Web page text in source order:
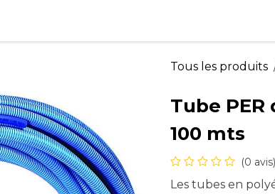
Tous les produits
Tube PER
100 mts
(0 avis)
Les tubes en